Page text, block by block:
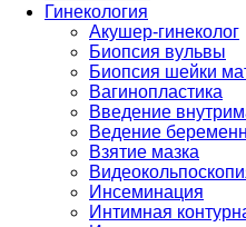
Гинекология
Акушер-гинеколог
Биопсия вульвы
Биопсия шейки
Вагинопластика
Введение
Ведение
Взятие мазка
Инсеминация
Интимная